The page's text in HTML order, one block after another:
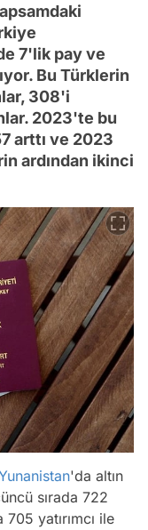
7'lik pay ve
Bu Türklerin
308'i
2023'te bu
arttı ve 2023
ardından ikinci
'da altın
sırada 722
705 yatırımcı ile
Video